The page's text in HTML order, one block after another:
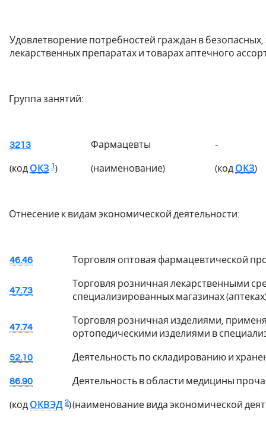
Удовлетворение потребностей граждан в
лекарственных препаратах и товарах аптечного
Группа занятий:
3213 Фармацевты -
(код ОКЗ 1) (наименование) (код ОКЗ)
Отнесение к видам экономической деятельности:
46.46 Торговля оптовая фармацевтической
47.73
Торговля розничная лекарственными
специализированных магазинах
47.74
Торговля розничная изделиями,
ортопедическими изделиями в
52.10 Деятельность по складированию и
86.90 Деятельность в области медицины
(код ОКВЭД 2)(наименование вида экономической